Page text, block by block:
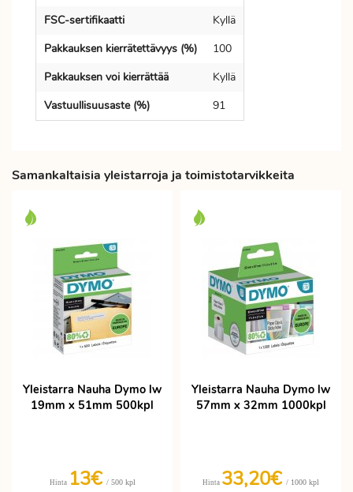
FSC-sertifikaatti
Kyllä
Pakkauksen kierrätettävyys (%)
100
Pakkauksen voi kierrättää
Kyllä
Vastuullisuusaste (%)
91
Samankaltaisia yleistarroja ja toimistotarvikkeita
Yleistarra Nauha Dymo lw
19mm x 51mm 500kpl
Hinta 13€ / 500 kpl
Yleistarra Nauha Dymo lw
57mm x 32mm 1000kpl
Hinta 33,20€ / 1000 kpl